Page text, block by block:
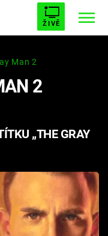
ŽIVĚ
UPÍRŮ
5
Man 2
2
„THE GRAY